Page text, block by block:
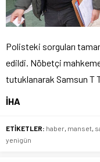
Polisteki sorguları
edildi. Nöbetçi
tutuklanarak Samsun T
İHA
ETİKETLER: haber, manset,
yenigün